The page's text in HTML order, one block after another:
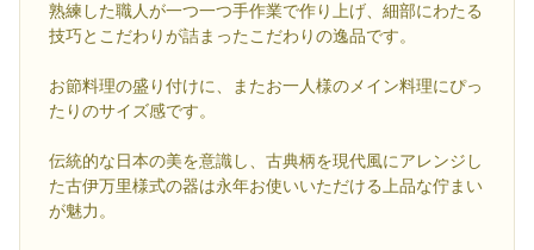
熟練した職人が一つ一つ手作業で作り上げ、細部にわたる
技巧とこだわりが詰まったこだわりの逸品です。
お節料理の盛り付けに、またお一人様のメイン料理にぴっ
たりのサイズ感です。
伝統的な日本の美を意識し、古典柄を現代風にアレンジし
た古伊万里様式の器は永年お使いいただける上品な佇まい
が魅力。